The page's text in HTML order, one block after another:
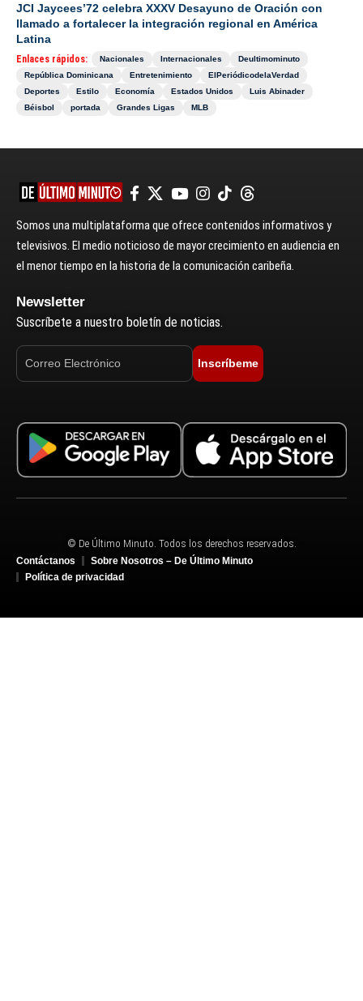
JCI Jaycees’72 celebra XXXV Desayuno de Oración con
llamado a fortalecer la integración regional en América
Latina
Enlaces rápidos: Nacionales Internacionales
Deultimominuto
República Dominicana
Entretenimiento
ElPeriódicodelaVerdad
Deportes
Estilo Economía Estados Unidos
Luis Abinader
Béisbol
portada Grandes Ligas MLB
Somos una multiplataforma que ofrece contenidos informativos y
televisivos. El medio noticioso de mayor crecimiento en audiencia en
el menor tiempo en la historia de la comunicación caribeña.
Newsletter
Suscríbete a nuestro boletín de noticias.
Inscríbeme
© De Último Minuto. Todos los derechos reservados.
Contáctanos
Sobre Nosotros – De Último Minuto
Política de privacidad